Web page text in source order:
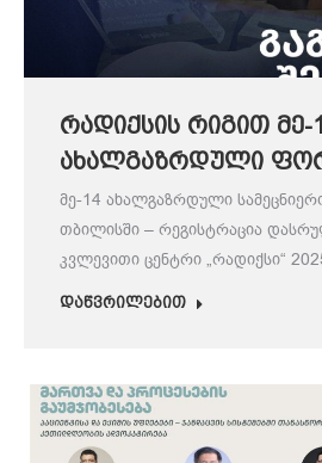
რადიქსის რიგით მე-
ახალგაზრდული
მე-14 ახალგაზრდული
თბილისში – რეგისტრაცია
კვლევითი ცენტრი „რადიქსი“
დაწვრილებით